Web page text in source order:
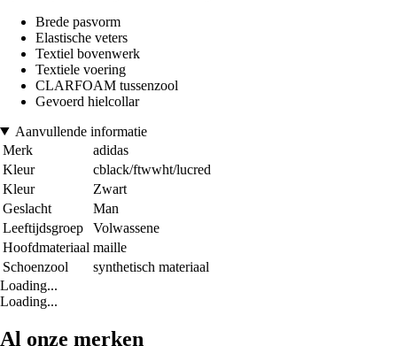
Brede pasvorm
Elastische veters
Textiel bovenwerk
Textiele voering
CLARFOAM tussenzool
Gevoerd hielcollar
Aanvullende informatie
Merk
adidas
Kleur
cblack/ftwwht/lucred
Kleur
Zwart
Geslacht
Man
Leeftijdsgroep
Volwassene
Hoofdmateriaal maille
Schoenzool
synthetisch materiaal
Loading...
Loading...
Al onze merken